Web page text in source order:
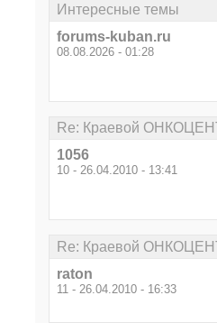
Интересные темы
forums-kuban.ru
08.08.2026 - 01:28
Re: Краевой
1056
10 - 26.04.2010 - 13:41
Re: Краевой
raton
11 - 26.04.2010 - 16:33